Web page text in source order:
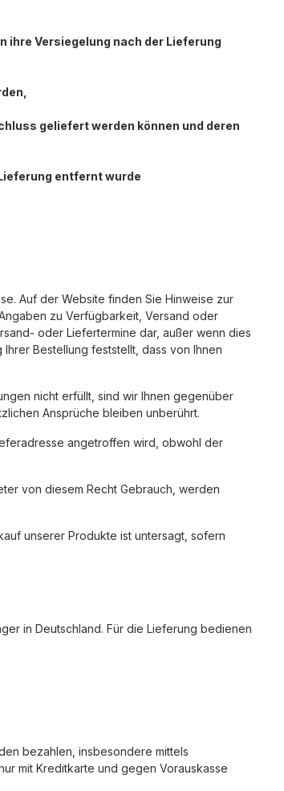
ihre Versiegelung nach der Lieferung
geliefert werden können und deren
entfernt wurde
Auf der Website finden Sie Hinweise zur
zu Verfügbarkeit, Versand oder
oder Liefertermine dar, außer wenn dies
Bestellung feststellt, dass von Ihnen
nicht erfüllt, sind wir Ihnen gegenüber
Ansprüche bleiben unberührt.
angetroffen wird, obwohl der
von diesem Recht Gebrauch, werden
unserer Produkte ist untersagt, sofern
in Deutschland. Für die Lieferung bedienen
bezahlen, insbesondere mittels
mit Kreditkarte und gegen Vorauskasse